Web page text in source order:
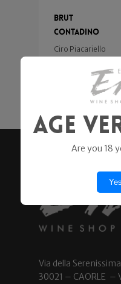
Brut
Contadino
Ciro Piacariello
Via della
30021 – CAORLE –
Age
Are you 18
Yes